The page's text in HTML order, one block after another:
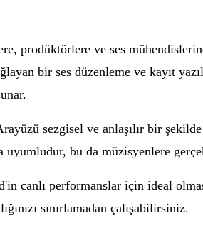
prodüktörlere ve ses
bir ses düzenleme ve kayıt
sezgisel ve anlaşılır bir
bu da müzisyenlere
canlı performanslar için ideal
sınırlamadan çalışabilirsiniz.